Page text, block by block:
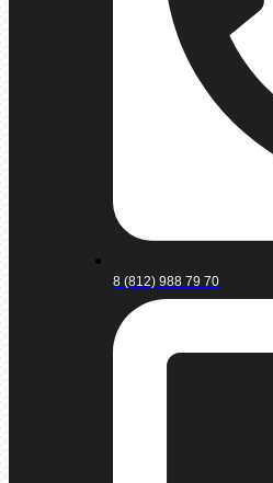
8 (812) 988 79 70